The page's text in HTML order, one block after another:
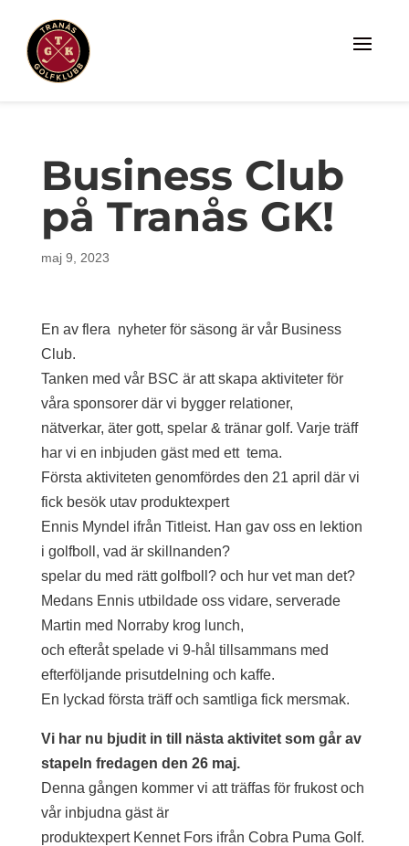
Business Club
på Tranås GK!
maj 9, 2023
En av flera nyheter för säsong är vår Business
Club.
Tanken med vår BSC är att skapa aktiviteter för
våra sponsorer där vi bygger relationer,
nätverkar, äter gott, spelar & tränar golf. Varje träff
har vi en inbjuden gäst med ett tema.
Första aktiviteten genomfördes den 21 april där vi
fick besök utav produktexpert
Ennis Myndel ifrån Titleist. Han gav oss en lektion
i golfboll, vad är skillnanden?
spelar du med rätt golfboll? och hur vet man det?
Medans Ennis utbildade oss vidare, serverade
Martin med Norraby krog lunch,
och efteråt spelade vi 9-hål tillsammans med
efterföljande prisutdelning och kaffe.
En lyckad första träff och samtliga fick mersmak.
Vi har nu bjudit in till nästa aktivitet som går av
stapeln fredagen den 26 maj.
Denna gången kommer vi att träffas för frukost och
vår inbjudna gäst är
produktexpert Kennet Fors ifrån Cobra Puma Golf.